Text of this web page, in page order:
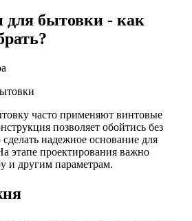
для бытовки - как
часто применяют винтовые
позволяет обойтись без
надежное основание для
этапе проектирования важно
и другим параметрам.